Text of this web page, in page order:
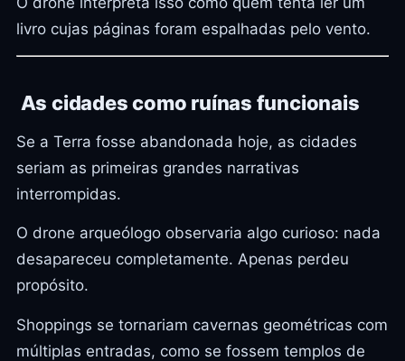
livro cujas páginas foram espalhadas pelo vento.
As cidades como ruínas funcionais
Se a Terra fosse abandonada hoje, as cidades
seriam as primeiras grandes narrativas
interrompidas.
O drone arqueólogo observaria algo curioso: nada
desapareceu completamente. Apenas perdeu
propósito.
Shoppings se tornariam cavernas geométricas com
múltiplas entradas, como se fossem templos de